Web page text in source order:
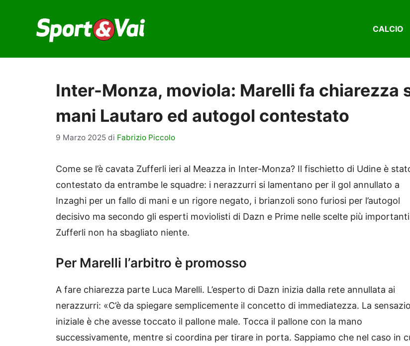
contenuto
CALCIO
Inter-Monza, moviola: Marelli fa chiarezza
mani Lautaro ed autogol contestato
9 Marzo 2025 di Fabrizio Piccolo
Come se l’è cavata Zufferli ieri al Meazza in Inter-Monza? Il fischietto di Udine è
contestato da entrambe le squadre: i nerazzurri si lamentano per il gol annullato a
Inzaghi per un fallo di mani e un rigore negato, i brianzoli sono furiosi per l’autogol
decisivo ma secondo gli esperti moviolisti di Dazn e Prime nelle scelte più importanti
Zufferli non ha sbagliato niente.
Per Marelli l’arbitro è promosso
A fare chiarezza parte Luca Marelli. L’esperto di Dazn inizia dalla rete annullata ai
nerazzurri: «C’è da spiegare semplicemente il concetto di immediatezza. La
iniziale è che avesse toccato il pallone male. Tocca il pallone con la mano
successivamente, mentre si coordina per tirare in porta. Sappiamo che nel caso in